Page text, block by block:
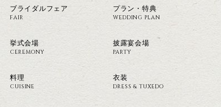
ブライダルフェア
FAIR
プラン・特典
WEDDING PLAN
挙式会場
CEREMONY
披露宴会場
PARTY
料理
CUISINE
衣装
DRESS & TUXEDO